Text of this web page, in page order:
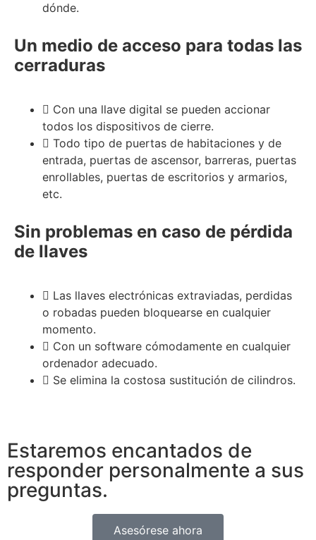
dónde.
Un medio de acceso para todas las
cerraduras
Con una llave digital se pueden accionar
todos los dispositivos de cierre.
Todo tipo de puertas de habitaciones y de
entrada, puertas de ascensor, barreras, puertas
enrollables, puertas de escritorios y armarios,
etc.
Sin problemas en caso de pérdida
de llaves
Las llaves electrónicas extraviadas, perdidas
o robadas pueden bloquearse en cualquier
momento.
Con un software cómodamente en cualquier
ordenador adecuado.
Se elimina la costosa sustitución de cilindros.
Estaremos encantados de
responder personalmente a sus
preguntas.
Asesórese ahora